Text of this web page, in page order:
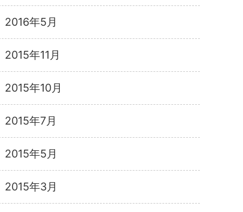
2016年5月
2015年11月
2015年10月
2015年7月
2015年5月
2015年3月